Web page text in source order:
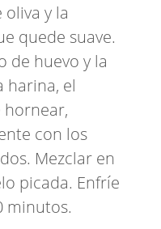
oliva y la
quede suave.
de huevo y la
harina, el
hornear,
con los
Mezclar en
picada. Enfríe
minutos.